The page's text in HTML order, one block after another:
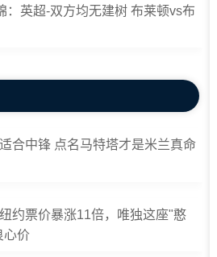
：英超-双方均无建树 布莱顿vs布
合中锋 点名马特塔才是米兰真命
约票价暴涨11倍，唯独这座"憨
心价